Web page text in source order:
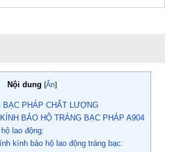
Nội dung [Ẩn]
BẠC PHÁP CHẤT LƯỢNG
BẢO HỘ TRÁNG BẠC PHÁP A904
lao động:
kính bảo hộ lao động tráng bạc: